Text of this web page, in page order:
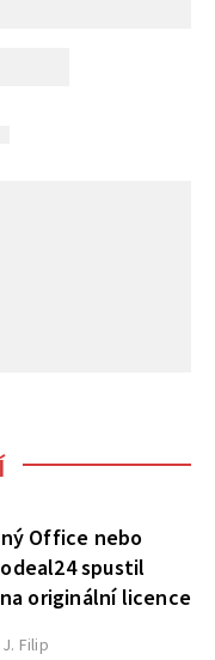
Office nebo
spustil
originální licence
J. Filip